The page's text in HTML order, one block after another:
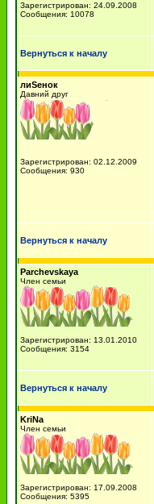
Зарегистрирован: 24.09.2008
Сообщения: 10078
Вернуться к началу
лиSенок
Давний друг
Зарегистрирован: 02.12.2009
Сообщения: 930
Вернуться к началу
Parchevskaya
Член семьи
Зарегистрирован: 13.01.2010
Сообщения: 3154
Вернуться к началу
KriNa
Член семьи
Зарегистрирован: 17.09.2008
Сообщения: 5395